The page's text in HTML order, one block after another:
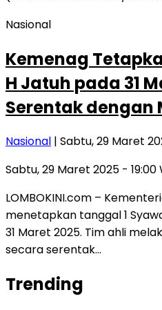
Nasional
Kemenag
H Jatuh pada 31
Serentak
Nasional | Sabtu, 29 Maret
Sabtu, 29 Maret 2025 - 19:00
LOMBOKINI.com –
menetapkan tanggal 1
31 Maret 2025. Tim ahli
secara serentak…
Trending